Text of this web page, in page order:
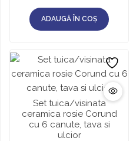
ADAUGĂ ÎN COȘ
Set tuica/visinata
ceramica rosie Corund
cu 6 canute, tava si
ulcior